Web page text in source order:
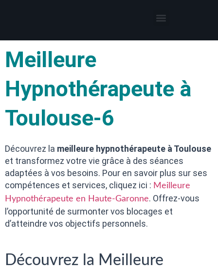
Meilleure
Hypnothérapeute à
Toulouse-6
Découvrez la meilleure hypnothérapeute à Toulouse
et transformez votre vie grâce à des séances
adaptées à vos besoins. Pour en savoir plus sur ses
compétences et services, cliquez ici : Meilleure
Hypnothérapeute en Haute-Garonne. Offrez-vous
l’opportunité de surmonter vos blocages et
d’atteindre vos objectifs personnels.
Découvrez la Meilleure